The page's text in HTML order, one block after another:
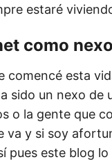
estaré
como
comencé esta
sido un nexo de
o la gente que
va y si soy
pues este blog